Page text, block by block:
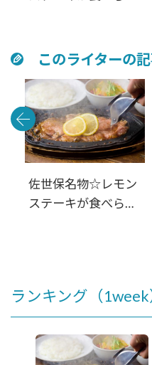
ランキング（1week
このライターの
佐世保名物☆レモン
ステーキが食べられ